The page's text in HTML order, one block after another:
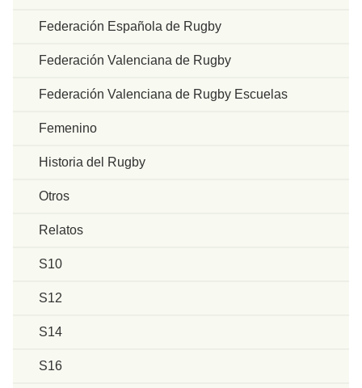
Federación Española de Rugby
Federación Valenciana de Rugby
Federación Valenciana de Rugby Escuelas
Femenino
Historia del Rugby
Otros
Relatos
S10
S12
S14
S16